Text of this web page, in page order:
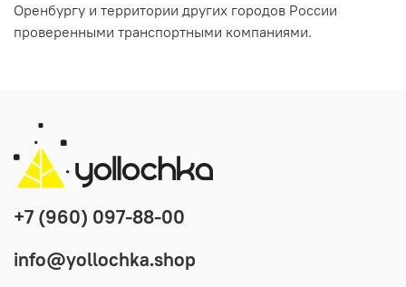
Оренбургу и территории других городов России
проверенными транспортными компаниями.
+7 (960) 097-88-00
info@yollochka.shop